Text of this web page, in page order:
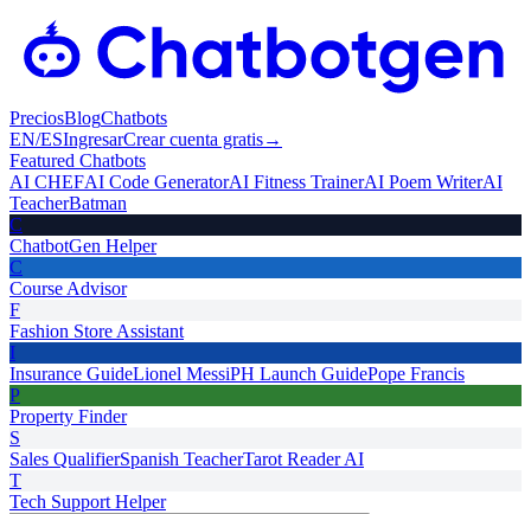
PreciosBlogChatbots
EN/ESIngresarCrear cuenta gratis→
Featured Chatbots
AI CHEFAI Code GeneratorAI Fitness TrainerAI Poem WriterAI
TeacherBatman
C
ChatbotGen Helper
C
Course Advisor
F
Fashion Store Assistant
I
Insurance GuideLionel MessiPH Launch GuidePope Francis
P
Property Finder
S
Sales QualifierSpanish TeacherTarot Reader AI
T
Tech Support Helper